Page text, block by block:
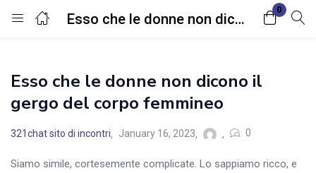
Esso che le donne non dicono il gergo del corpo femmineo
0
Login
Enter your username and password to login.
Esso che le donne non dicono il
gergo del corpo femmineo
321chat sito di incontri January 16, 2023 0
Siamo simile, cortesemente complicate. Lo sappiamo ricco, e